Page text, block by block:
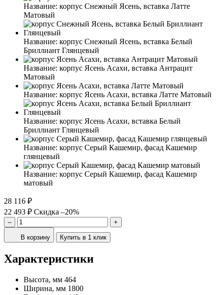
Название: корпус Снежный Ясень, вставка Латте
Матовый
Название: корпус Снежный Ясень, вставка Белый
Бриллиант Глянцевый
Название: корпус Ясень Асахи, вставка Антрацит
Матовый
Название: корпус Ясень Асахи, вставка Латте Матовый
Название: корпус Ясень Асахи, вставка Белый
Бриллиант Глянцевый
Название: корпус Серый Кашемир, фасад Кашемир
глянцевый
Название: корпус Серый Кашемир, фасад Кашемир
матовый
28 116 ₽
22 493 ₽ Скидка –20%
– +
В корзину Купить в 1 клик
Характеристики
Высота, мм 464
Ширина, мм 1800